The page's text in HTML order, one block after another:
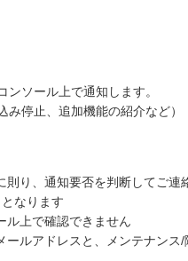
ソール上で通知します。
み停止、追加機能の紹介など）
則り、通知要否を判断してご連
なります
ル上で確認できません
ルアドレスと、メンテナンス